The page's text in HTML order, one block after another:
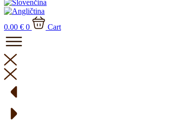
0.00 € 0 Cart